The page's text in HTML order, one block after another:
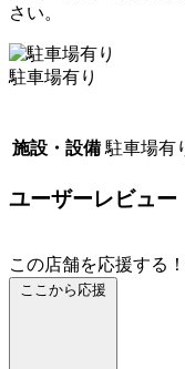
さい。
駐車場有り
施設・設備 駐車場有
ユーザーレビュー
この店舗を応援する！
ここから応援